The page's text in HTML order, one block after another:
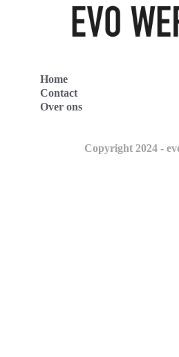
Home
Contact
Over ons
Copyright 2024 -